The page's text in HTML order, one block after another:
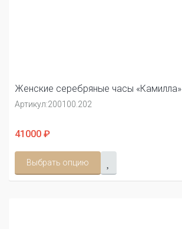
Женские серебряные часы «Камилла»
Артикул:200100.202
41000 ₽
Выбрать опцию